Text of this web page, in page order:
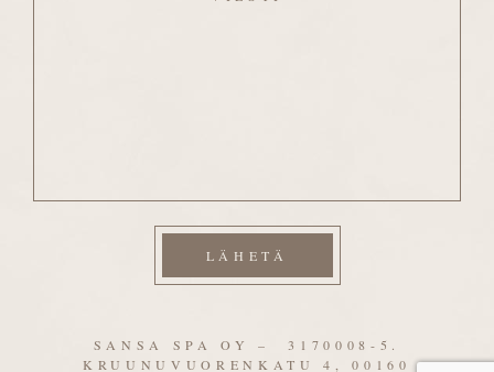
SANSA SPA OY – 3170008-5.
KRUUNUVUORENKATU 4, 00160